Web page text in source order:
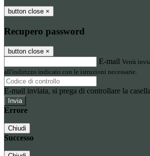
button close ×
Recupero password
button close ×
E-mail Verrà
all'indirizzo indicato con le istruzioni necessarie.
E-mail inviata, si prega di controllare la
Errore
Chiudi
Successo